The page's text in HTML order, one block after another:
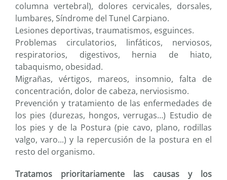
columna vertebral), dolores cervicales, dorsales,
lumbares, Síndrome del Tunel Carpiano.
Lesiones deportivas, traumatismos, esguinces.
Problemas circulatorios, linfáticos, nerviosos,
respiratorios, digestivos, hernia de hiato,
tabaquismo, obesidad.
Migrañas, vértigos, mareos, insomnio, falta de
concentración, dolor de cabeza, nerviosismo.
Prevención y tratamiento de las enfermedades de
los pies (durezas, hongos, verrugas…) Estudio de
los pies y de la Postura (pie cavo, plano, rodillas
valgo, varo...) y la repercusión de la postura en el
resto del organismo.
Tratamos prioritariamente las causas y los